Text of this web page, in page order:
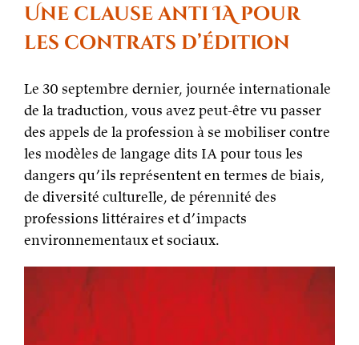
semaine :
Rangée
de
Bouddhas
Une clause anti IA pour
les contrats d’édition
Le 30 septembre dernier, journée internationale
de la traduction, vous avez peut-être vu passer
des appels de la profession à se mobiliser contre
les modèles de langage dits IA pour tous les
dangers qu’ils représentent en termes de biais,
de diversité culturelle, de pérennité des
professions littéraires et d’impacts
environnementaux et sociaux.